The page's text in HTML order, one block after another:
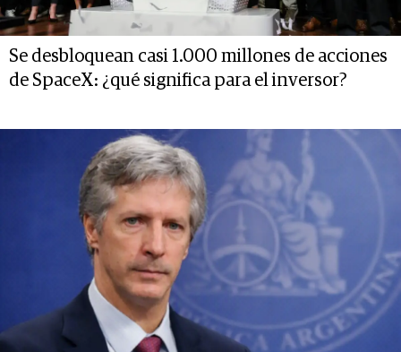
Se desbloquean casi 1.000 millones de acciones
de SpaceX: ¿qué significa para el inversor?